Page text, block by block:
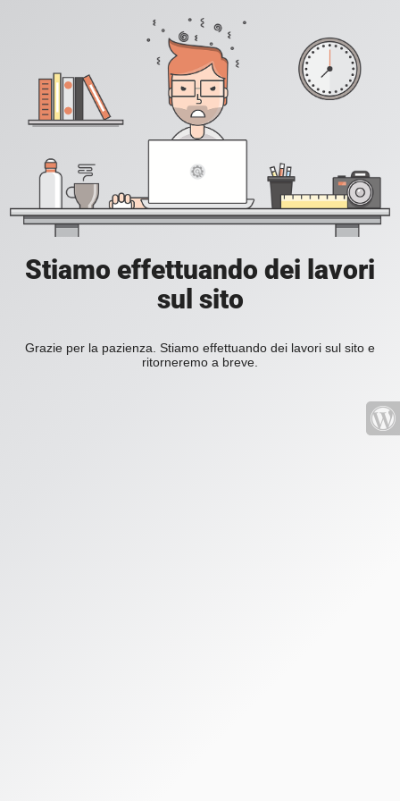
Stiamo effettuando dei lavori
sul sito
Grazie per la pazienza. Stiamo effettuando dei lavori sul sito e
ritorneremo a breve.